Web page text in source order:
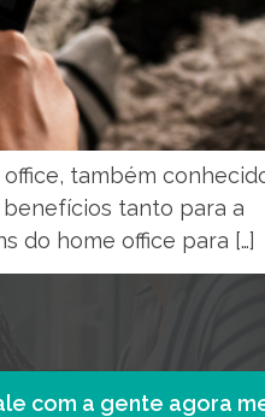
também
tanto para a
do home office para […]
com a gente agora